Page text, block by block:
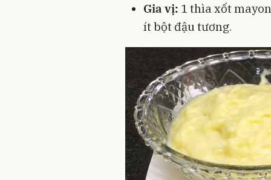
Gia vị: 1 thìa xốt
ít bột đậu tương.